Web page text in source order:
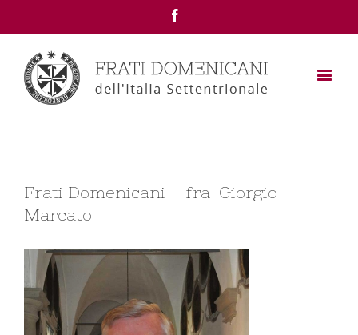
Frati Domenicani – fra-Giorgio-
Marcato